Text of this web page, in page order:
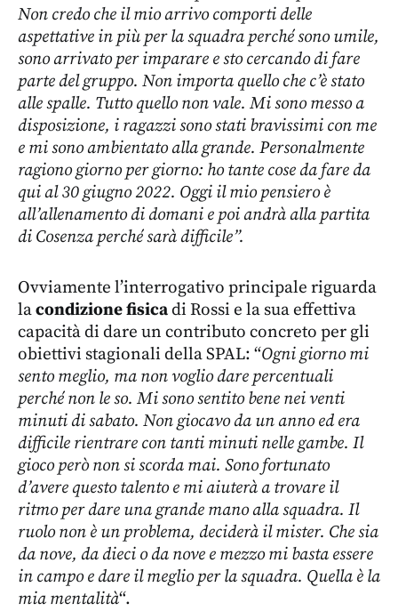
Non credo che il mio arrivo comporti delle
aspettative in più per la squadra perché sono umile,
sono arrivato per imparare e sto cercando di fare
parte del gruppo. Non importa quello che c’è stato
alle spalle. Tutto quello non vale. Mi sono messo a
disposizione, i ragazzi sono stati bravissimi con me
e mi sono ambientato alla grande. Personalmente
ragiono giorno per giorno: ho tante cose da fare da
qui al 30 giugno 2022. Oggi il mio pensiero è
all’allenamento di domani e poi andrà alla partita
di Cosenza perché sarà difficile”.
Ovviamente l’interrogativo principale riguarda
lacondizione fisicadi Rossi e la sua effettiva
capacità di dare un contributo concreto per gli
obiettivi stagionali della SPAL: “Ogni giorno mi
sento meglio, ma non voglio dare percentuali
perché non le so. Mi sono sentito bene nei venti
minuti di sabato. Non giocavo da un anno ed era
difficile rientrare con tanti minuti nelle gambe. Il
gioco però non si scorda mai. Sono fortunato
d’avere questo talento e mi aiuterà a trovare il
ritmo per dare una grande mano alla squadra. Il
ruolo non è un problema, deciderà il mister. Che sia
da nove, da dieci o da nove e mezzo mi basta essere
in campo e dare il meglio per la squadra. Quella è la
mia mentalità“.